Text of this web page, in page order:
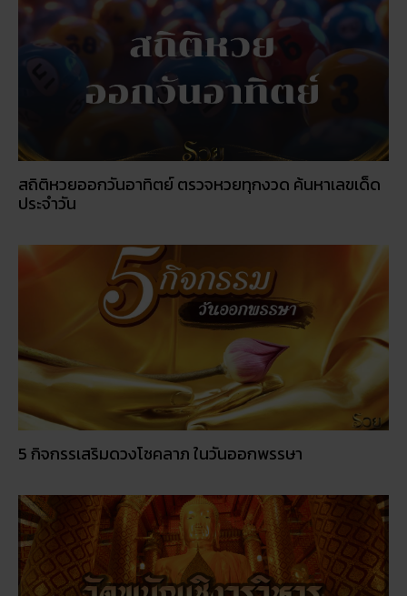
สถิติหวยออกวันอาทิตย์ ตรวจหวยทุกงวด ค้นหาเลขเด็ด
ประจำวัน
5 กิจกรรเสริมดวงโชคลาภ ในวันออกพรรษา
วัดพนัญเชิง โบราณสถานกรุงเก่า จ.พระนครศรีอยุธยา